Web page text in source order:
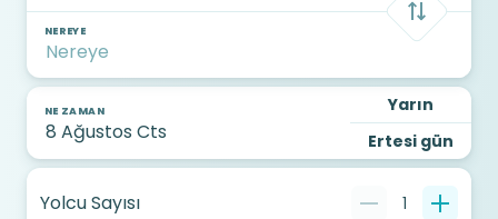
NEREYE
NE ZAMAN
Yarın
Ertesi gün
Yolcu Sayısı 1